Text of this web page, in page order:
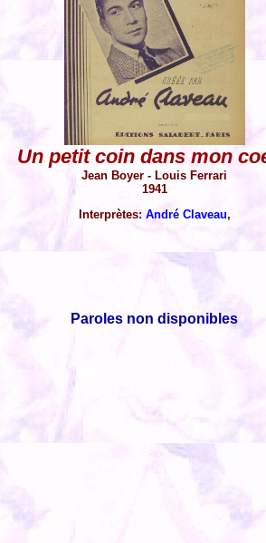
Un petit coin dans mon
Jean Boyer - Louis Ferrari
1941
Interprètes: André Claveau,
Paroles non disponibles